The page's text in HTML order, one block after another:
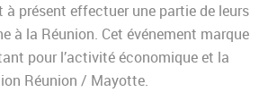
à présent effectuer une partie de leurs
à la Réunion. Cet événement marque
pour l’activité économique et la
Réunion / Mayotte.